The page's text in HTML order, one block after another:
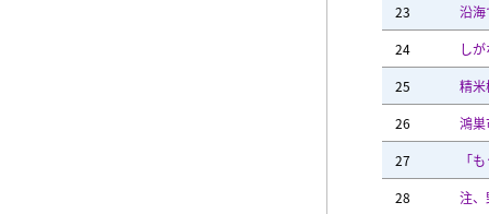
23
沿海
24
し
25
精米
26
鴻巣
27
「
28
注、